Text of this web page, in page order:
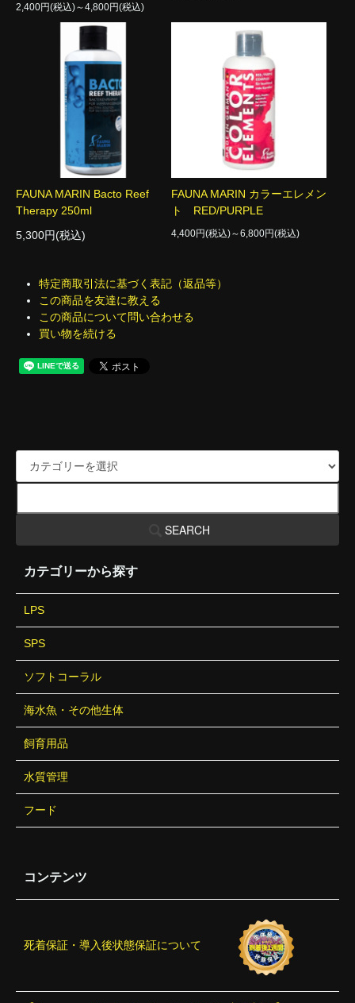
2,400円(税込)～4,800円(税込)
FAUNA MARIN Bacto Reef
Therapy 250ml
5,300円(税込)
FAUNA MARIN カラーエレメン
ト RED/PURPLE
4,400円(税込)～6,800円(税込)
特定商取引法に基づく表記（返品等）
この商品を友達に教える
この商品について問い合わせる
買い物を続ける
SEARCH
カテゴリーから探す
LPS
SPS
ソフトコーラル
海水魚・その他生体
飼育用品
水質管理
フード
コンテンツ
死着保証・導入後状態保証について